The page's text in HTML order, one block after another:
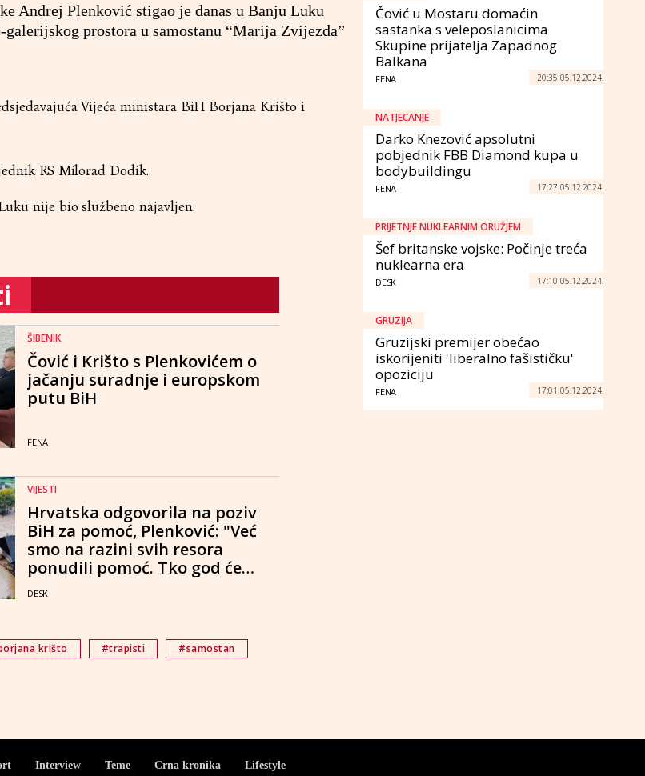
Andrej Plenković stigao je danas u Banju Luku
prostora u samostanu “Marija Zvijezda”
Vijeća ministara BiH Borjana Krišto i
RS Milorad Dodik.
nije bio službeno najavljen.
ŠIBENIK
Čović i Krišto s Plenkovićem o
jačanju suradnje i europskom
putu BiH
FENA
VIJESTI
Hrvatska odgovorila na poziv
BiH za pomoć, Plenković: "Već
smo na razini svih resora
ponudili pomoć. Tko god će
moći, pomoći će
DESK
krišto #trapisti #samostan
Čović u Mostaru domaćin
sastanka s veleposlanicima
Skupine prijatelja Zapadnog
Balkana
FENA 20:35 05.12.2024.
NATJECANJE
Darko Knezović apsolutni
pobjednik FBB Diamond kupa u
bodybuildingu
FENA 17:27 05.12.2024.
PRIJETNJE NUKLEARNIM ORUŽJEM
Šef britanske vojske: Počinje treća
nuklearna era
DESK 17:10 05.12.2024.
GRUZIJA
Gruzijski premijer obećao
iskorijeniti 'liberalno fašističku'
opoziciju
FENA 17:01 05.12.2024.
Interview Teme Crna kronika Lifestyle